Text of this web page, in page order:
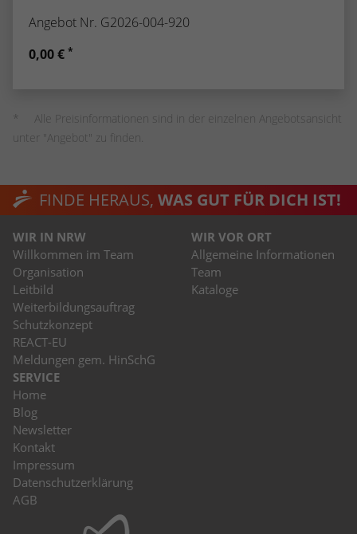
Angebot Nr. G2026-004-920
0,00 € *
Alle Preisinformationen sind in der einzelnen Angebotsansicht
unter "Angebot" zu finden.
FINDE HERAUS, WAS GUT FÜR DICH IST!
WIR IN NRW
Willkommen im Team
Organisation
Leitbild
Weiterbildungsauftrag
Schutzkonzept
REACT-EU
Meldungen gem. HinSchG
WIR VOR ORT
Allgemeine Informationen
Team
Kataloge
SERVICE
Home
Blog
Newsletter
Kontakt
Impressum
Datenschutzerklärung
AGB